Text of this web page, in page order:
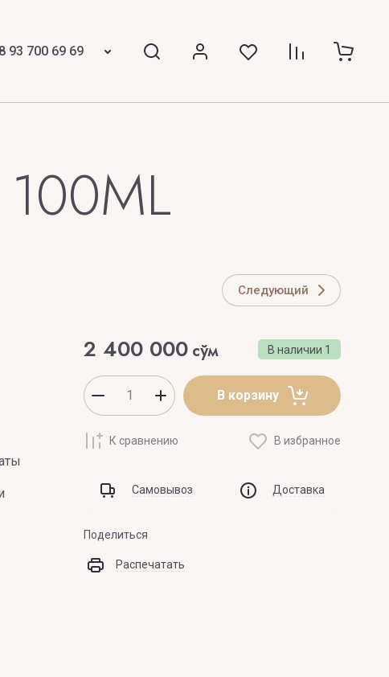
93 700 69 69
100ML
Следующий
В наличии 1
2 400 000 сўм
В корзину
К сравнению В избранное
Самовывоз Доставка
Поделиться
Распечатать
THE STREET SCENT
TOP PERFUMER
ZILLI
ZOEVA